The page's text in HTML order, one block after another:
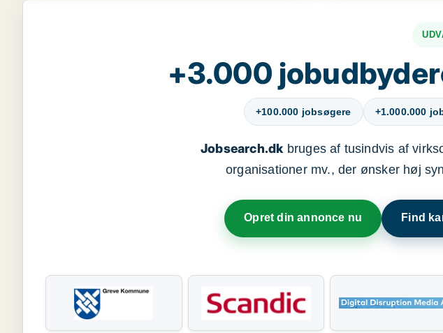
+3.000
+100.000 jobsøgere +1.000.000
Jobsearch.dkbruges af tusindvis af
organisationer mv., der ønsker høj
Opret din annonce nu Find